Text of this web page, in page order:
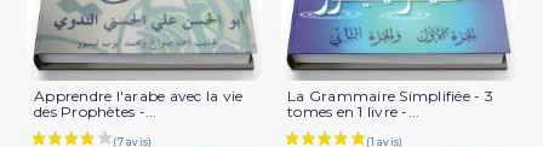
Apprendre l'arabe avec la vie
des Prophètes -...
La Grammaire Simplifiée - 3
tomes en 1 livre -...